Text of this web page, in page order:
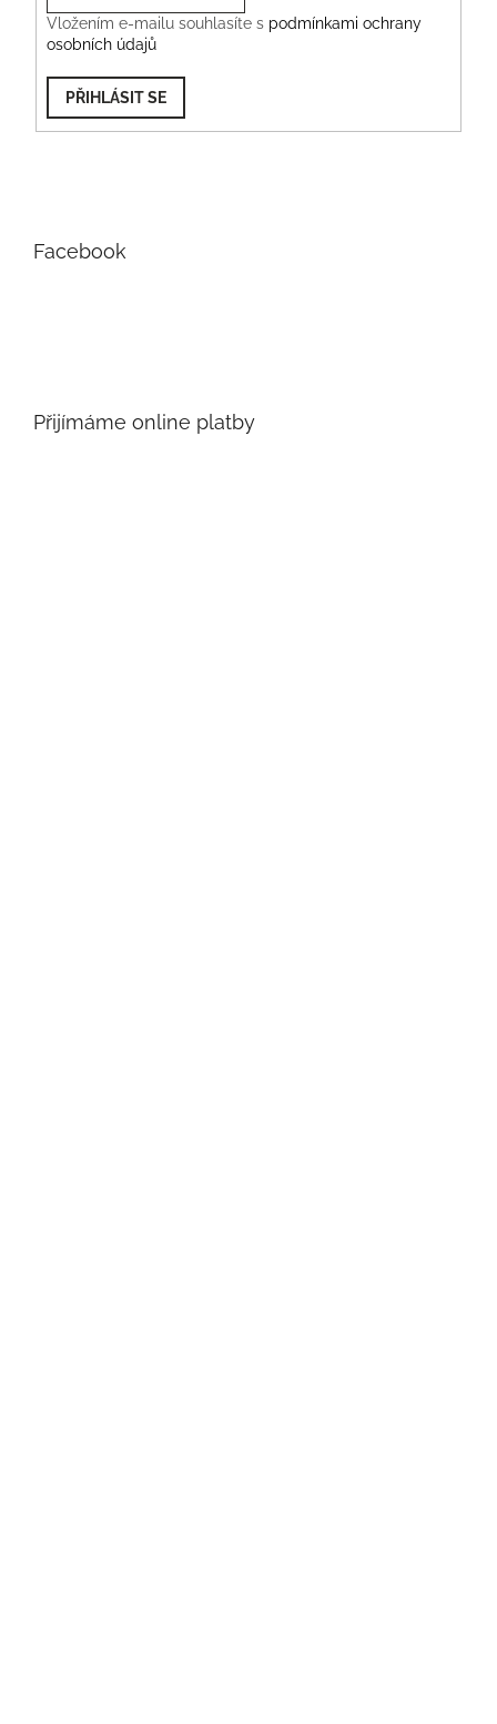
Vložením e-mailu souhlasíte s podmínkami ochrany
osobních údajů
PŘIHLÁSIT SE
Facebook
Přijímáme online platby